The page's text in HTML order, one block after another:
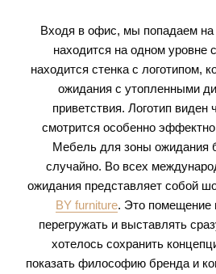
Входя в офис, мы попадаем на
находится на одном уровне
находится стенка с логотипом,
ожидания с утопленными
приветствия. Логотип виден
смотрится особенно
Мебель для зоны ожидания
случайно. Во всех
ожидания представляет собой
BY furniture. Это помещение
перегружать и выставлять
хотелось сохранить
показать философию бренда и